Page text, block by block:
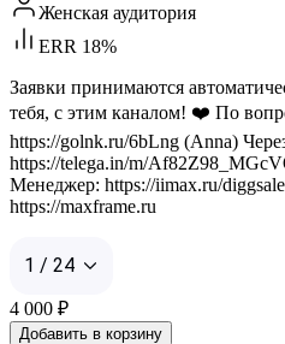
Женская аудитория
ERR 18%
Заявки принимаются
тебя, с этим каналом! ❤️ По
https://golnk.ru/6bLng (Anna)
https://telega.in/m/
Менеджер: https://iimax.ru/
https://maxframe.ru
1 / 24
4 000 ₽
Добавить в корзину